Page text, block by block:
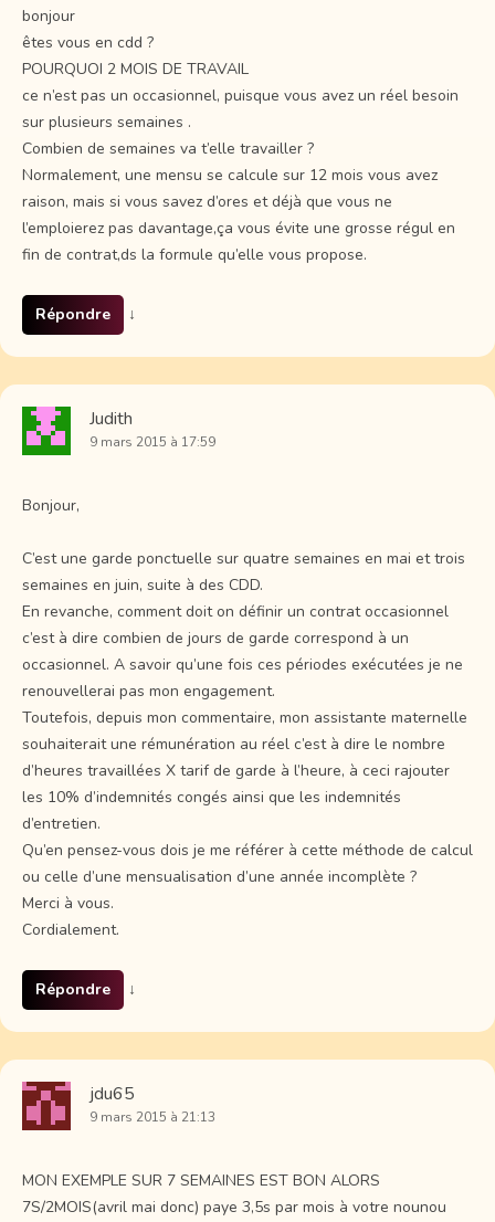
bonjour
êtes vous en cdd ?
POURQUOI 2 MOIS DE TRAVAIL
ce n’est pas un occasionnel, puisque vous avez un réel besoin
sur plusieurs semaines .
Combien de semaines va t’elle travailler ?
Normalement, une mensu se calcule sur 12 mois vous avez
raison, mais si vous savez d’ores et déjà que vous ne
l’emploierez pas davantage,ça vous évite une grosse régul en
fin de contrat,ds la formule qu’elle vous propose.
Répondre ↓
Judith
9 mars 2015 à 17:59
Bonjour,
C’est une garde ponctuelle sur quatre semaines en mai et trois
semaines en juin, suite à des CDD.
En revanche, comment doit on définir un contrat occasionnel
c’est à dire combien de jours de garde correspond à un
occasionnel. A savoir qu’une fois ces périodes exécutées je ne
renouvellerai pas mon engagement.
Toutefois, depuis mon commentaire, mon assistante maternelle
souhaiterait une rémunération au réel c’est à dire le nombre
d’heures travaillées X tarif de garde à l’heure, à ceci rajouter
les 10% d’indemnités congés ainsi que les indemnités
d’entretien.
Qu’en pensez-vous dois je me référer à cette méthode de calcul
ou celle d’une mensualisation d’une année incomplète ?
Merci à vous.
Cordialement.
Répondre ↓
jdu65
9 mars 2015 à 21:13
MON EXEMPLE SUR 7 SEMAINES EST BON ALORS
7S/2MOIS(avril mai donc) paye 3,5s par mois à votre nounou